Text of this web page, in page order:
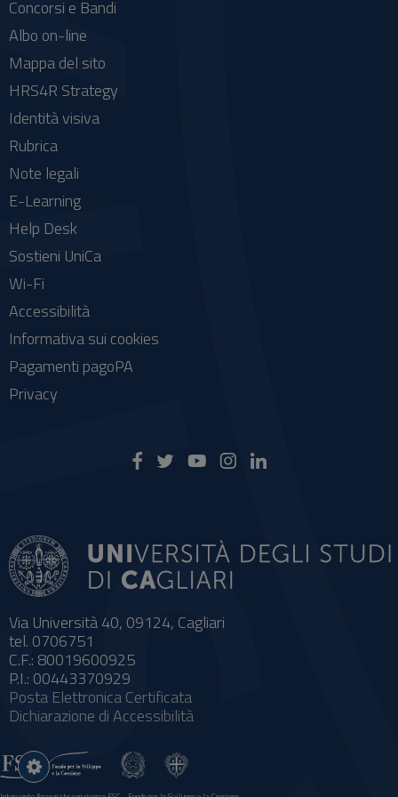
Via Università 40, 09124, Cagliari
tel. 0706751
C.F.: 80019600925
P.I.: 00443370929
Posta Elettronica Certificata
Dichiarazione di Accessibilità
Concorsi e Bandi
Albo on-line
Mappa del sito
HRS4R Strategy
Identità visiva
Rubrica
Note legali
E-Learning
Help Desk
Sostieni UniCa
Wi-Fi
Accessibilità
Informativa sui cookies
Pagamenti pagoPA
Privacy
Impostazioni
cookie